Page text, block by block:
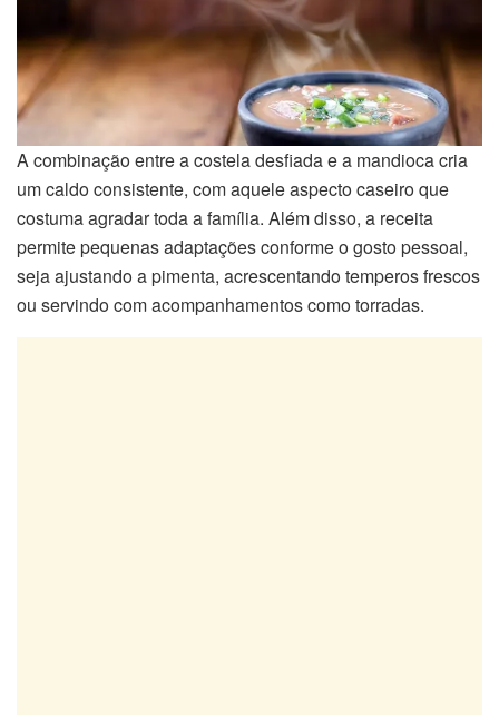
A combinação entre a costela desfiada e a mandioca cria
um caldo consistente, com aquele aspecto caseiro que
costuma agradar toda a família. Além disso, a receita
permite pequenas adaptações conforme o gosto pessoal,
seja ajustando a pimenta, acrescentando temperos frescos
ou servindo com acompanhamentos como torradas.